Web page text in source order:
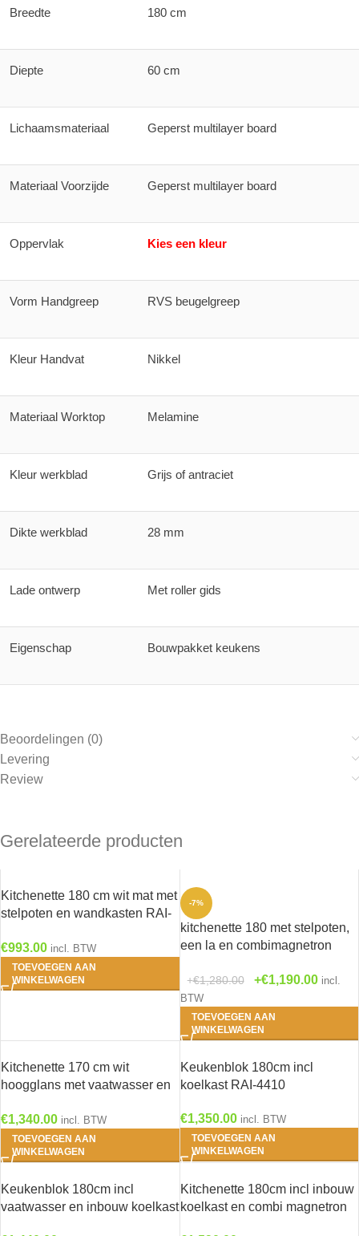
Breedte 180 cm
Diepte 60 cm
Lichaamsmateriaal Geperst multilayer board
Materiaal Voorzijde Geperst multilayer board
Oppervlak Kies een kleur
Vorm Handgreep RVS beugelgreep
Kleur Handvat Nikkel
Materiaal Worktop Melamine
Kleur werkblad Grijs of antraciet
Dikte werkblad 28 mm
Lade ontwerp Met roller gids
Eigenschap Bouwpakket keukens
Beoordelingen (0)
Levering
Review
Gerelateerde producten
Kitchenette 180 cm wit mat met
stelpoten en wandkasten RAI-
€993.00 incl. BTW
TOEVOEGEN AAN
WINKELWAGEN
-7%
kitchenette 180 met stelpoten,
een la en combimagnetron
€1,280.00 €1,190.00 incl.
BTW
TOEVOEGEN AAN
WINKELWAGEN
Kitchenette 170 cm wit
hoogglans met vaatwasser en
€1,340.00 incl. BTW
TOEVOEGEN AAN
WINKELWAGEN
Keukenblok 180cm incl
koelkast RAI-4410
€1,350.00 incl. BTW
TOEVOEGEN AAN
WINKELWAGEN
Keukenblok 180cm incl
vaatwasser en inbouw koelkast
Kitchenette 180cm incl inbouw
koelkast en combi magnetron